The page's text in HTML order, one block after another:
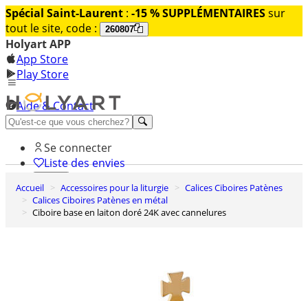
Spécial Saint-Laurent : -15 % SUPPLÉMENTAIRESsur
tout le site, code :
260807
Holyart APP
App Store
Play Store
Aide & Contact
Découvrez Premium
Se connecter
Liste des envies
0
Panier
Accueil Accessoires pour la liturgie
Calices Ciboires Patènes
Calices Ciboires Patènes en métal
Ciboire base en laiton doré 24K avec cannelures